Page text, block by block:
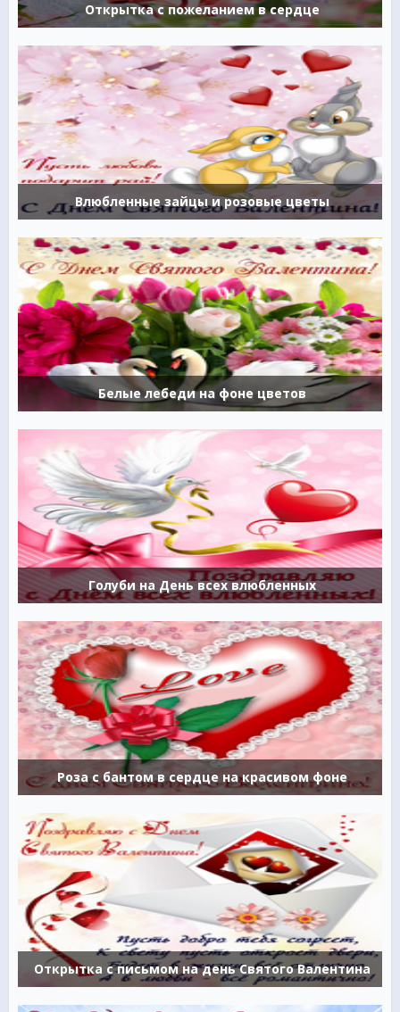
Открытка с пожеланием в сердце
Влюбленные зайцы и розовые цветы
Белые лебеди на фоне цветов
Голуби на День всех влюбленных
Роза с бантом в сердце на красивом фоне
Открытка с письмом на день Святого Валентина